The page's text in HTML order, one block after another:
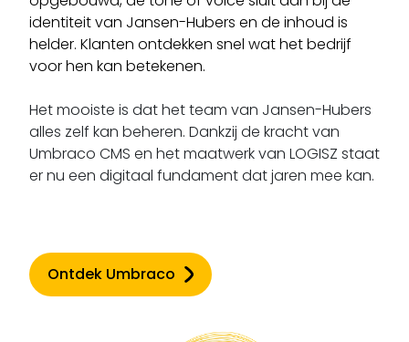
identiteit van Jansen-Hubers en de inhoud is
helder. Klanten ontdekken snel wat het bedrijf
voor hen kan betekenen.
Het mooiste is dat het team van Jansen-Hubers
alles zelf kan beheren. Dankzij de kracht van
Umbraco CMS en het maatwerk van LOGISZ staat
er nu een digitaal fundament dat jaren mee kan.
Ontdek Umbraco